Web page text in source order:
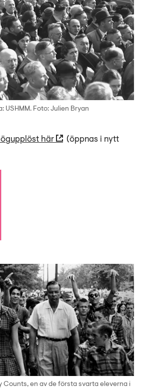
USHMM. Foto: Julien Bryan
här
(öppnas i nytt
Counts, en av de första svarta eleverna i